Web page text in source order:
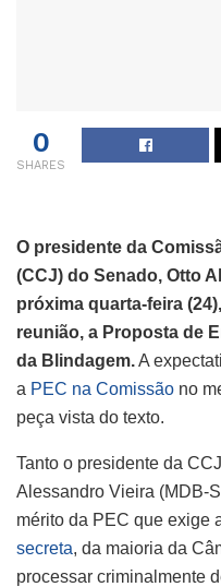
0
SHARES
O presidente da
(CCJ) do Senado, Otto
próxima quarta-feira
reunião, a Proposta de
da Blindagem.A
a PEC na Comissão no
peça vista do texto.
Tanto o presidente da
Alessandro Vieira (MDB-
mérito da PEC que exige
secreta, da maioria da
processar criminalmente